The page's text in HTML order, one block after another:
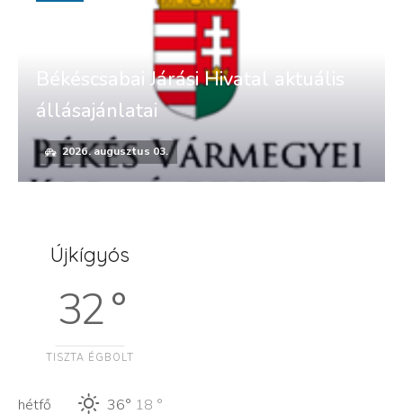
Békéscsabai Járási Hivatal aktuális
állásajánlatai
2026. augusztus 03.
Újkígyós
32 °
TISZTA ÉGBOLT
hétfő 36° 18 °